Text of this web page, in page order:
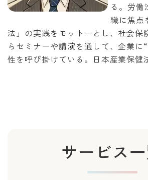
る。労働
織に焦点
法」の実践をモットーとし、社会保
らセミナーや講演を通して、企業に
性を呼び掛けている。日本産業保健
サービス